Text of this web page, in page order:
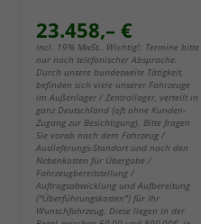
23.458,– €
incl. 19% MwSt.. Wichtig!: Termine bitte
nur nach telefonischer Absprache.
Durch unsere bundesweite Tätigkeit,
befinden sich viele unserer Fahrzeuge
im Außenlager / Zentrallager, verteilt in
ganz Deutschland (oft ohne Kunden-
Zugang zur Besichtigung). Bitte fragen
Sie vorab nach dem Fahrzeug /
Auslieferungs-Standort und nach den
Nebenkosten für Übergabe /
Fahrzeugbereitstellung /
Auftragsabwicklung und Aufbereitung
("Überführungskosten") für Ihr
Wunschfahrzeug. Diese liegen in der